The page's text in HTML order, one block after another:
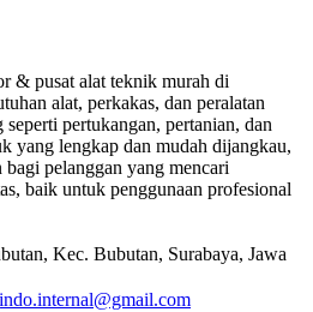
& pusat alat teknik murah di
alat, perkakas, dan peralatan
pertukangan, pertanian, dan
yang lengkap dan mudah dijangkau,
pelanggan yang mencari
baik untuk penggunaan profesional
Kec. Bubutan, Surabaya, Jawa